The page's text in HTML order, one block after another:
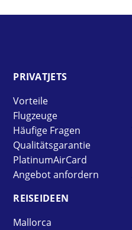
PRIVAT­JETS
Vorteile
Flugzeuge
Häufige Fragen
Qualitätsgarantie
PlatinumAirCard
Angebot anfordern
REISE­IDEEN
Mallorca